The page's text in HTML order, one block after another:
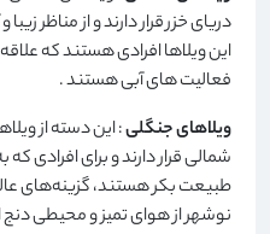
دریای خزر قرار دارند و از مناظر
این ویلاها افرادی هستند که
فعالیت های آبی هستند.
ویلاهای جنگلی: این دسته از
شمالی قرار دارند و برای افرادی
طبیعت بکر هستند، گزینه‌های
نوشهر از هوای تمیز و محیطی دنج